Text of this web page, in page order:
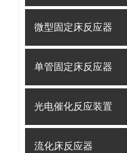
微型固定床反应器
单管固定床反应器
光电催化反应装置
流化床反应器